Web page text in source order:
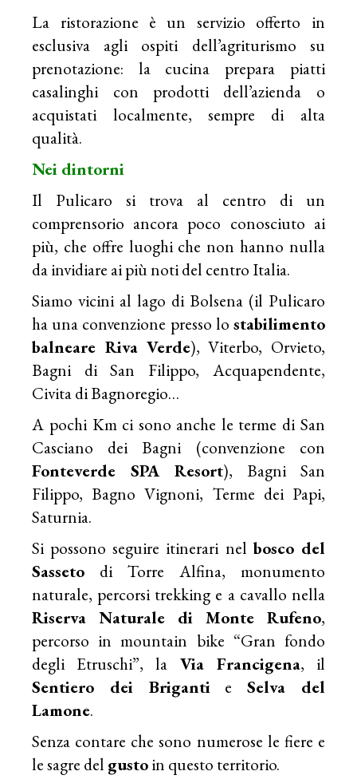
La ristorazione è un servizio offerto in
esclusiva agli ospiti dell’agriturismo su
prenotazione: la cucina prepara piatti
casalinghi con prodotti dell’azienda o
acquistati localmente, sempre di alta
qualità.
Nei dintorni
Il Pulicaro si trova al centro di un
comprensorio ancora poco conosciuto ai
più, che offre luoghi che non hanno nulla
da invidiare ai più noti del centro Italia.
Siamo vicini al lago di Bolsena (il Pulicaro
ha una convenzione presso lo stabilimento
balneare Riva Verde), Viterbo, Orvieto,
Bagni di San Filippo, Acquapendente,
Civita di Bagnoregio…
A pochi Km ci sono anche le terme di San
Casciano dei Bagni (convenzione con
Fonteverde SPA Resort), Bagni San
Filippo, Bagno Vignoni, Terme dei Papi,
Saturnia.
Si possono seguire itinerari nel bosco del
Sasseto di Torre Alfina, monumento
naturale, percorsi trekking e a cavallo nella
Riserva Naturale di Monte Rufeno,
percorso in mountain bike “Gran fondo
degli Etruschi”, la Via Francigena, il
Sentiero dei Brigantie Selva del
Lamone.
Senza contare che sono numerose le fiere e
le sagre del gustoin questo territorio.